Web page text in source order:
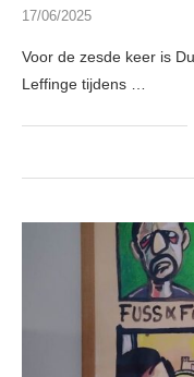
17/06/2025
Voor de zesde keer is
Leffinge tijdens …